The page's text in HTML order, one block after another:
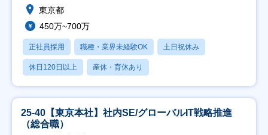
東京都
450万~700万
正社員採用 職種・業界未経験OK 土日祝休み
休日120日以上 産休・育休あり
25-40【東京本社】社内SE/グローバルIT戦略推進
（総合職）